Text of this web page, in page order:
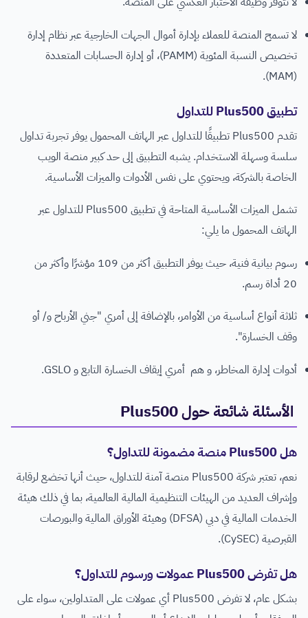
لا تسمح المنصة للعملاء بإدارة أموال الجهات الخارجية عبر نظام إدارة
تخصيص النسبة المئوية (PAMM)، أو إدارة الحسابات المتعددة
(MAM).
تطبيق Plus500 للتداول
تقدم Plus500 تطبيقًا للتداول عبر الهاتف المحمول يوفر تجربة تداول
سلسة وسهلة الاستخدام. يشبه التطبيق إلى حد كبير منصة الويب
الخاصة بالشركة، ويحتوي على نفس الأدوات والميزات الأساسية.
تشمل الميزات الأساسية المتاحة في تطبيق Plus500 للتداول عبر
الهاتف المحمول ما يلي:
رسوم بيانية فنية، حيث يوفر التطبيق أكثر من 109 مؤشرًا وأكثر من
20 أداة رسم.
ثلاثة أنواع أساسية من الأوامر، بالإضافة إلى أمري "جني الأرباح و/ أو
وقف الخسارة".
أدوات إدارة المخاطر، و هم أمري إيقاف الخسارة التابع و GSLO.
الأسئلة شائعة حول Plus500
هل Plus500 منصة مضمونة للتداول؟
نعم، تعتبر شركة Plus500 منصة آمنة للتداول، حيث أنها تخضع لرقابة
وإشراف العديد من الهيئات التنظيمية المالية العالمية، بما في ذلك هيئة
الخدمات المالية في دبي (DFSA) وهيئة الأوراق المالية والبورصات
القبرصية (CySEC).
هل تفرض Plus500 عمولات ورسوم للتداول؟
بشكل عام، لا تفرض Plus500 أي عمولات على المتداولين، سواء على